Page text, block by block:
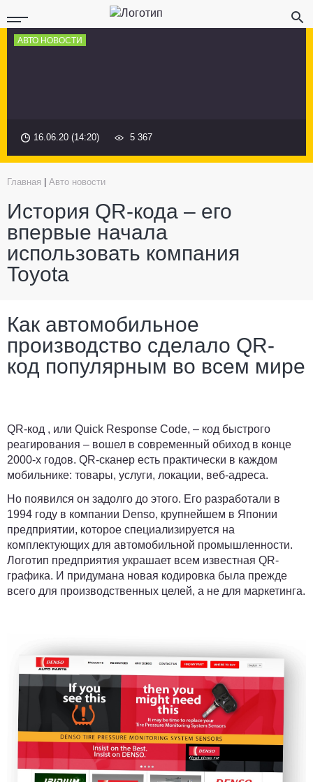
АВТО НОВОСТИ
16.06.20 (14:20) 5 367
Главная Авто новости
История QR-кода – его
впервые начала
использовать компания
Toyota
Как автомобильное
производство сделало QR-
код популярным во всем мире
QR-код , или Quick Response Code, – код быстрого
реагирования – вошел в современный обиход в конце
2000-х годов. QR-сканер есть практически в каждом
мобильнике: товары, услуги, локации, веб-адреса.
Но появился он задолго до этого. Его разработали в
1994 году в компании Denso, крупнейшем в Японии
предприятии, которое специализируется на
комплектующих для автомобильной промышленности.
Логотип предприятия украшает всем известная QR-
графика. И придумана новая кодировка была прежде
всего для производственных целей, а не для маркетинга.